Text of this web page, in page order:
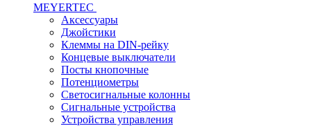
MEYERTEC
Аксессуары
Джойстики
Клеммы на DIN-рейку
Концевые выключатели
Посты кнопочные
Потенциометры
Светосигнальные колонны
Сигнальные устройства
Устройства управления